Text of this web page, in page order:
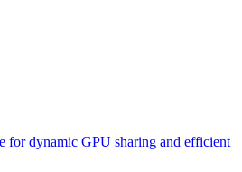
for dynamic GPU sharing and efficient